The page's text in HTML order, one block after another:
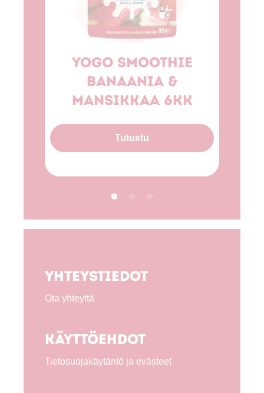
Yogo smoothie
banaania &
mansikkaa 6kk
Tutustu
Yhteystiedot
Ota yhteyttä
Käyttöehdot
Tietosuojakäytäntö ja evästeet